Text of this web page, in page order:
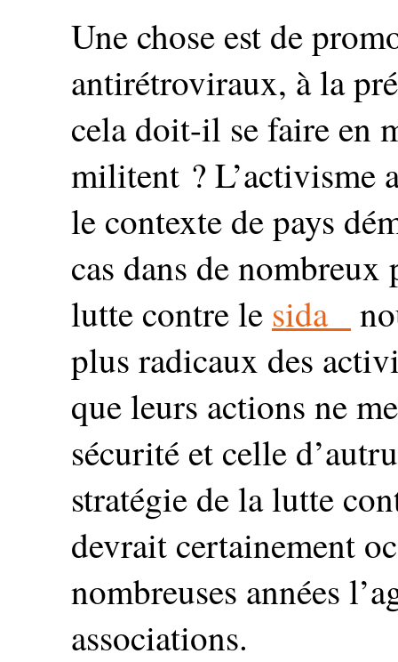
Une chose est de
antirétroviraux, à la
cela doit-il se faire en
militent ? L’activisme
le contexte de pays
cas dans de nombreux
lutte contre le sida
plus radicaux des
que leurs actions ne
sécurité et celle
stratégie de la lutte
devrait certainement
nombreuses années
associations.